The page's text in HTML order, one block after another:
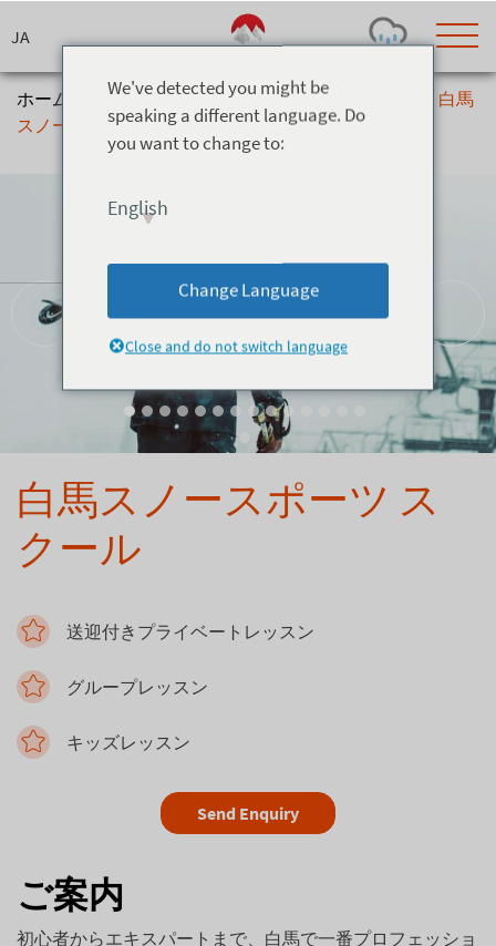
to
Today's Outlook
Snow (cm)
-
Top
Lifts open
0
Feels Like
Wind (km/h)
0
Barometric Pressure
ホーム インフォ＆サービス > スキースクール
白馬
スノースポーツ スクール
白馬スノースポーツ ス
クール
送迎付きプライベートレッスン
グループレッスン
キッズレッスン
Send Enquiry
ご案内
初心者からエキスパートまで、白馬で一番プロフェッショ
We've detected you might be
speaking a different language. Do
you want to change to:
English
Change Language
Close and do not switch language